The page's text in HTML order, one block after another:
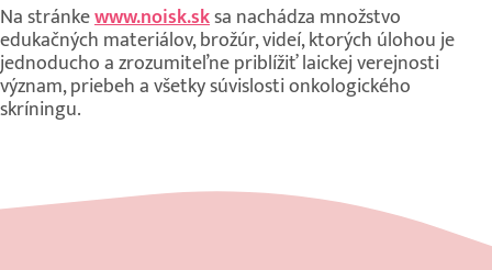
Na stránkewww.noisk.sksa nachádza množstvo
edukačných materiálov, brožúr, videí, ktorých úlohou je
jednoducho a zrozumiteľne priblížiť laickej verejnosti
význam, priebeh a všetky súvislosti onkologického
skríningu.